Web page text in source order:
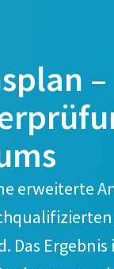
erweiterte